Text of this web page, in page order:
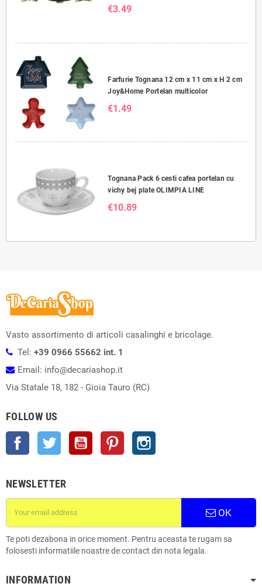
€3.49
Farfurie Tognana 12 cm x 11 cm x H 2 cm
Joy&Home Portelan multicolor
€1.49
Tognana Pack 6 cesti cafea portelan cu
vichy bej plate OLIMPIA LINE
€10.89
Vasto assortimento di articoli casalinghi e bricolage.
Tel: +39 0966 55662 int. 1
Email: info@decariashop.it
Via Statale 18, 182 - Gioia Tauro (RC)
FOLLOW US
Facebook Twitter YouTube Pinterest
NEWSLETTER
OK
Te poti dezabona in orice moment. Pentru aceasta te rugam sa
folosesti informatiile noastre de contact din nota legala.
INFORMATION